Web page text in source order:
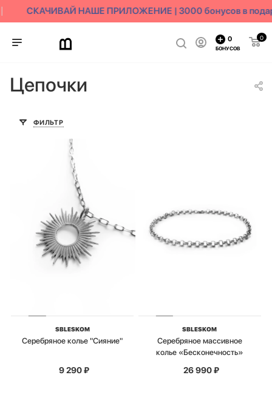
СКАЧИВАЙ НАШЕ ПРИЛОЖЕНИЕ | 3000 бонусов в
0
0
БОНУСОВ
Цепочки
ФИЛЬТР
SBLESKOM
Серебряное колье "Сияние"
9 290₽
SBLESKOM
Серебряное массивное
колье «Бесконечность»
26 990₽